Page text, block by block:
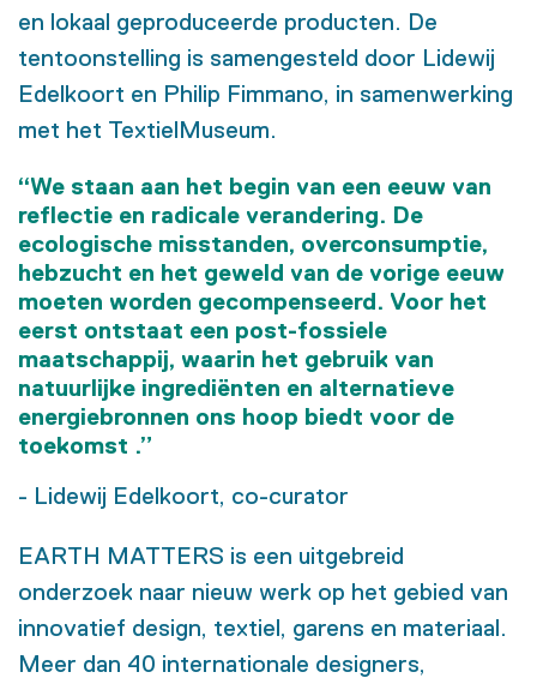
en lokaal geproduceerde producten. De
tentoonstelling is samengesteld door Lidewij
Edelkoort en Philip Fimmano, in samenwerking
met het TextielMuseum.
“We staan aan het begin van een eeuw van
reflectie en radicale verandering. De
ecologische misstanden, overconsumptie,
hebzucht en het geweld van de vorige eeuw
moeten worden gecompenseerd. Voor het
eerst ontstaat een post-fossiele
maatschappij, waarin het gebruik van
natuurlijke ingrediënten en alternatieve
energiebronnen ons hoop biedt voor de
toekomst .”
- Lidewij Edelkoort, co-curator
EARTH MATTERS is een uitgebreid
onderzoek naar nieuw werk op het gebied van
innovatief design, textiel, garens en materiaal.
Meer dan 40 internationale designers,